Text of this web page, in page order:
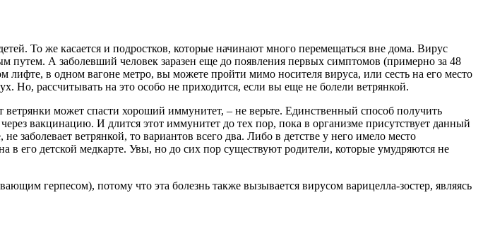
То же касается и подростков, которые начинают много перемещаться вне дома. Вирус
путем. А заболевший человек заразен еще до появления первых симптомов (примерно за 48
в одном вагоне метро, вы можете пройти мимо носителя вируса, или сесть на его место
Но, рассчитывать на это особо не приходится, если вы еще не болели ветрянкой.
может спасти хороший иммунитет, – не верьте. Единственный способ получить
вакцинацию. И длится этот иммунитет до тех пор, пока в организме присутствует данный
заболевает ветрянкой, то вариантов всего два. Либо в детстве у него имело место
в его детской медкарте. Увы, но до сих пор существуют родители, которые умудряются не
герпесом), потому что эта болезнь также вызывается вирусом варицелла-зостер, являясь